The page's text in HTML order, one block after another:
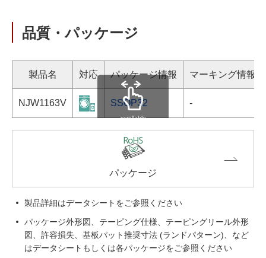
品質・パッケージ
製品名 対応 パッケージ情報 マーキング情報
NJW1163V SSOP32 -
scrollable
パッケージ
製品詳細はデータシートをご参照ください
パッケージ外形図、テーピング仕様、テーピングリール外形
図、許容損失、基板パット推奨寸法 (ランドパターン)、など
はデータシートもしくは各パッケージをご参照ください